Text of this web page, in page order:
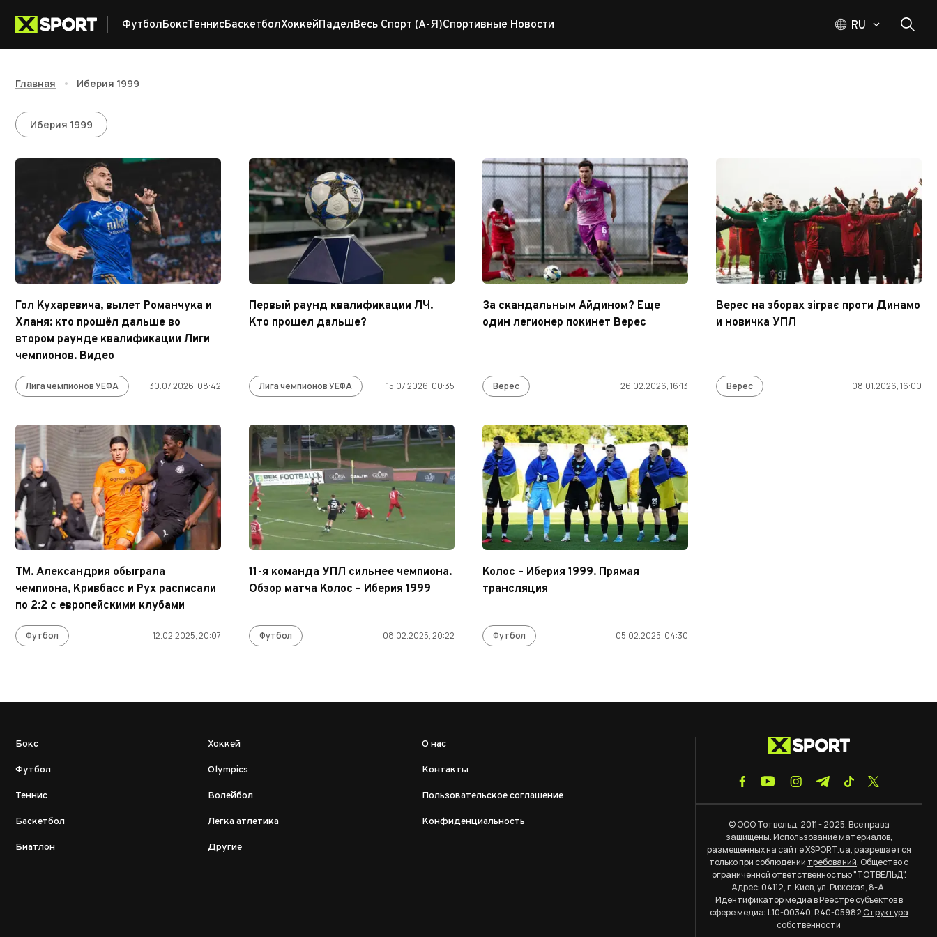
ФутболБоксТеннисБаскетболХоккейПаделВесь Спорт (А-Я)Спортивные Новости RU
Главная • Иберия 1999
Иберия 1999
Иберия 1999
Гол Кухаревича, вылет Романчука и
Хланя: кто прошёл дальше во
втором раунде квалификации Лиги
чемпионов. Видео
Лига чемпионов УЕФА 30.07.2026, 08:42
Первый раунд квалификации ЛЧ.
Кто прошел дальше?
Лига чемпионов УЕФА 15.07.2026, 00:35
За скандальным Айдином? Еще
один легионер покинет Верес
Верес 26.02.2026, 16:13
Верес на зборах зіграє проти Динамо
и новичка УПЛ
Верес 08.01.2026, 16:00
ТМ. Александрия обыграла
чемпиона, Кривбасс и Рух расписали
по 2:2 с европейскими клубами
Футбол 12.02.2025, 20:07
11-я команда УПЛ сильнее чемпиона.
Обзор матча Колос – Иберия 1999
Футбол 08.02.2025, 20:22
Колос – Иберия 1999. Прямая
трансляция
Футбол 05.02.2025, 04:30
Бокс
Футбол
Теннис
Баскетбол
Биатлон
Хоккей
Olympics
Волейбол
Легка атлетика
Другие
О нас
Контакты
Пользовательское соглашение
Конфиденциальность
© ООО Тотвельд, 2011 - 2025. Все права
защищены. Использование материалов,
размещенных на сайте XSPORT.ua, разрешается
только при соблюдении требований. Общество с
ограниченной ответственностью "ТОТВЕЛЬД".
Адрес: 04112, г. Киев, ул. Рижская, 8-А.
Идентификатор медиа в Реестре субъектов в
сфере медиа: L10-00340, R40-05982Структура
собственности